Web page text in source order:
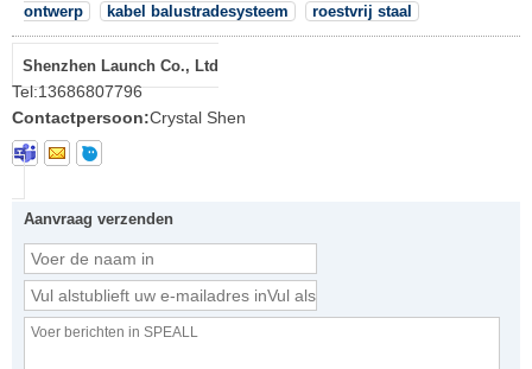
ontwerp
kabel balustradesysteem roestvrij staal
Shenzhen Launch Co., Ltd
Tel:13686807796
Contactpersoon:Crystal Shen
Aanvraag verzenden